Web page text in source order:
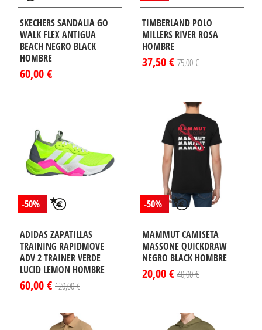
SKECHERS SANDALIA GO
WALK FLEX ANTIGUA
BEACH NEGRO BLACK
HOMBRE
60,00 €
TIMBERLAND POLO
MILLERS RIVER ROSA
HOMBRE
37,50 € 75,00 €
-50%
ADIDAS ZAPATILLAS
TRAINING RAPIDMOVE
ADV 2 TRAINER VERDE
LUCID LEMON HOMBRE
60,00 € 120,00 €
-50%
MAMMUT CAMISETA
MASSONE QUICKDRAW
NEGRO BLACK HOMBRE
20,00 € 40,00 €